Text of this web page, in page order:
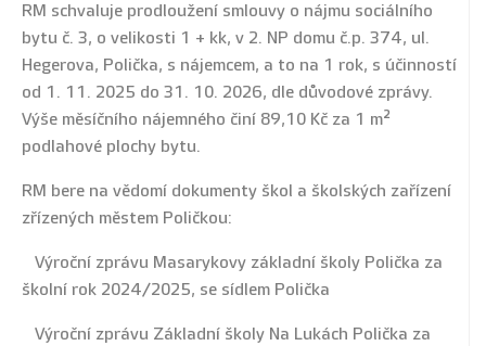
RM schvaluje prodloužení smlouvy o nájmu sociálního
bytu č. 3, o velikosti 1 + kk, v 2. NP domu č.p. 374, ul.
Hegerova, Polička, s nájemcem, a to na 1 rok, s účinností
od 1. 11. 2025 do 31. 10. 2026, dle důvodové zprávy.
Výše měsíčního nájemného činí 89,10 Kč za 1 m²
podlahové plochy bytu.
RM bere na vědomí dokumenty škol a školských zařízení
zřízených městem Poličkou:
Výroční zprávu Masarykovy základní školy Polička za
školní rok 2024/2025, se sídlem Polička
Výroční zprávu Základní školy Na Lukách Polička za